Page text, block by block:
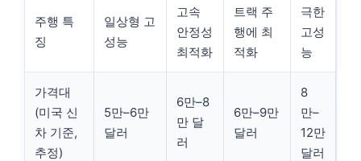
주행 특
징
일상형 고
성능
고속
안정성
최적화
트랙 주
행에 최
적화
극한
고성
능
가격대
(미국 신
차 기준,
추정)
5만–6만
달러
6만–8
만 달
러
6만–9만
달러
8
만–
12만
달러